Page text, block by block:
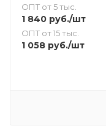
ОПТ от 5 тыс.
1 840 руб./шт
ОПТ от 15 тыс.
1 058 руб./шт